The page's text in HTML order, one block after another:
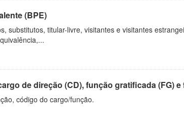
(BPE)
substitutos, titular-livre, visitantes e visitantes
de direção (CD), função gratificada (FG) e
código do cargo/função.